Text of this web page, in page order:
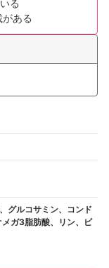
る
ある
グルコサミン、コンド
ガ3脂肪酸、リン、ビ